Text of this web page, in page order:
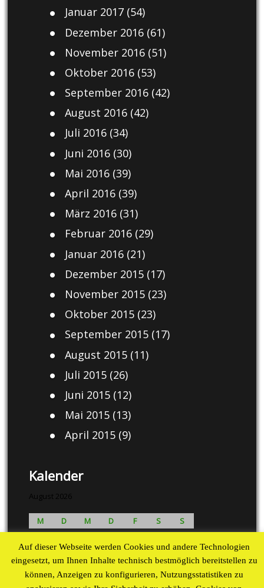
Januar 2017(54)
Dezember 2016(61)
November 2016(51)
Oktober 2016(53)
September 2016(42)
August 2016(42)
Juli 2016(34)
Juni 2016(30)
Mai 2016(39)
April 2016(39)
März 2016(31)
Februar 2016(29)
Januar 2016(21)
Dezember 2015(17)
November 2015(23)
Oktober 2015(23)
September 2015(17)
August 2015(11)
Juli 2015(26)
Juni 2015(12)
Mai 2015(13)
April 2015(9)
Kalender
August 2026
M D M D F S
S
3
4 5 6 7 8
9
16
Auf dieser Webseite werden Cookies und andere Technologien
eingesetzt, um Ihnen Inhalte technisch bestmöglich bereitstellen zu
können, Anzeigen zu konfigurieren, Nutzungsstatistiken zu